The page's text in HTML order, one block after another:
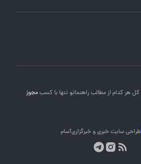
راهنماتو تنها با کسبمجوز
طراحی سایت خبری و خبرگزاریآسام